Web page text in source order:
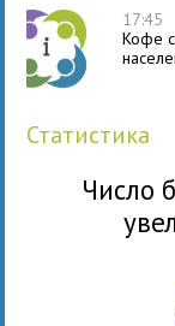
17:45
Кофе
статистика
Число